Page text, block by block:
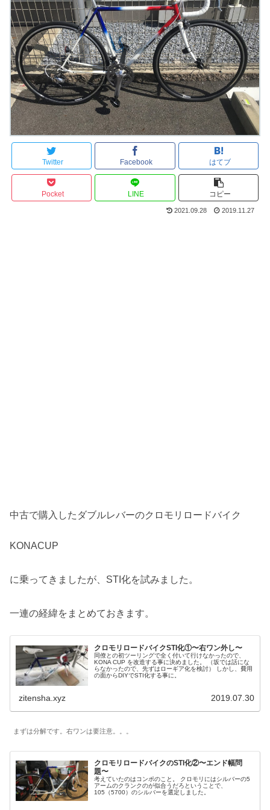
Twitter Facebook はてブ
Pocket LINE コピー
2021.09.28 2019.11.27
中古で購入したダブルレバーのクロモリロードバイク
KONACUP
に乗ってきましたが、STI化を試みました。
一連の経緯をまとめておきます。
クロモリロードバイクSTI化①〜右ワン外し〜
同僚との初ツーリングで全く付いて行けなかったので、
KONA CUP を改造する事に決めました。 （坂では話にな
らなかったので、先ずはローギア化を検討） しかし、費用
の面からDIYでSTI化する事に。
zitensha.xyz 2019.07.30
まずは分解です。右ワンは要注意。。。
クロモリロードバイクのSTI化②〜エンド幅問
題〜
考えていたのはコンポのこと。 クロモリにはシルバーの5
アームのクランクのが似合うだろということで、
105（5700）のシルバーを選定しました。